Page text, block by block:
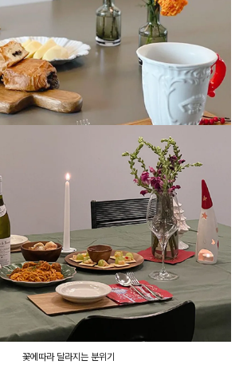
꽃에따라 달라지는 분위기